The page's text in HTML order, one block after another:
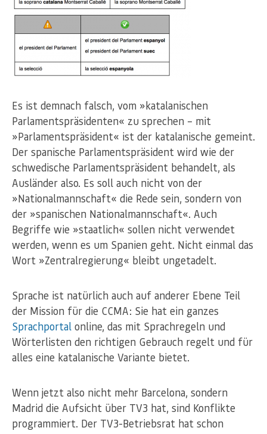
Es ist demnach falsch, vom »katalanischen
Parlamentspräsidenten« zu sprechen – mit
»Parlamentspräsident« ist der katalanische gemeint.
Der spanische Parlamentspräsident wird wie der
schwedische Parlamentspräsident behandelt, als
Ausländer also. Es soll auch nicht von der
»Nationalmannschaft« die Rede sein, sondern von
der »spanischen Nationalmannschaft«. Auch
Begriffe wie »staatlich« sollen nicht verwendet
werden, wenn es um Spanien geht. Nicht einmal das
Wort »Zentralregierung« bleibt ungetadelt.
Sprache ist natürlich auch auf anderer Ebene Teil
der Mission für die CCMA: Sie hat ein ganzes
Sprachportal online, das mit Sprachregeln und
Wörterlisten den richtigen Gebrauch regelt und für
alles eine katalanische Variante bietet.
Wenn jetzt also nicht mehr Barcelona, sondern
Madrid die Aufsicht über TV3 hat, sind Konflikte
programmiert. Der TV3-Betriebsrat hat schon